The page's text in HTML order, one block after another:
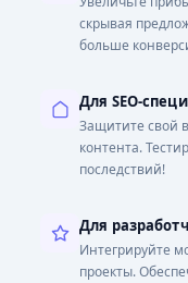
скрывая
больше
Для SEO-
Защитите свой
контента.
последствий!
Для
Интегрируйте
проекты.